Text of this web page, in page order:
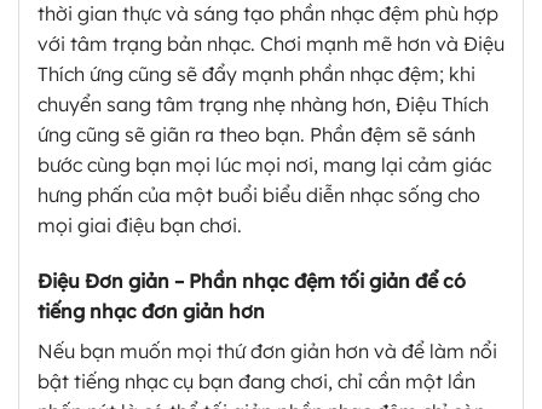
thời gian thực và sáng tạo phần nhạc đệm phù hợp
với tâm trạng bản nhạc. Chơi mạnh mẽ hơn và Điệu
Thích ứng cũng sẽ đẩy mạnh phần nhạc đệm; khi
chuyển sang tâm trạng nhẹ nhàng hơn, Điệu Thích
ứng cũng sẽ giãn ra theo bạn. Phần đệm sẽ sánh
bước cùng bạn mọi lúc mọi nơi, mang lại cảm giác
hưng phấn của một buổi biểu diễn nhạc sống cho
mọi giai điệu bạn chơi.
Điệu Đơn giản – Phần nhạc đệm tối giản để có
tiếng nhạc đơn giản hơn
Nếu bạn muốn mọi thứ đơn giản hơn và để làm nổi
bật tiếng nhạc cụ bạn đang chơi, chỉ cần một lần